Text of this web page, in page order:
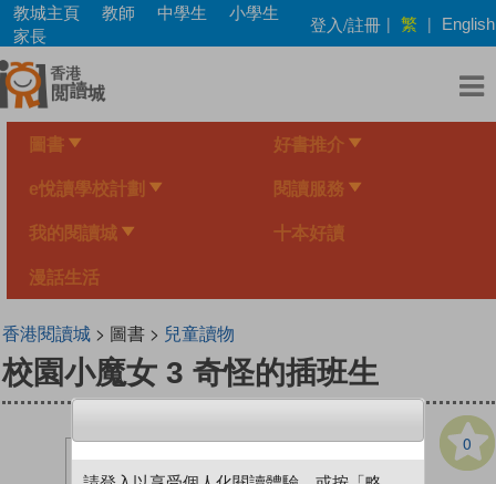
Skip
main
content
教城主頁 教師 中學生
小學生
家長
登入/註冊 | 繁 | English
圖書 好書推介
e悅讀學校計劃 閱讀服務
我的閱讀城 十本好讀
漫話生活
香港閱讀城> 圖書 > 兒童讀物
校園小魔女 3 奇怪的插班生
0